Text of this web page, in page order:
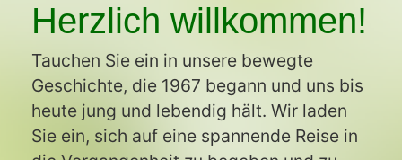
Herzlich willkommen!
Tauchen Sie ein in unsere bewegte
Geschichte, die 1967 begann und uns bis
heute jung und lebendig hält. Wir laden
Sie ein, sich auf eine spannende Reise in